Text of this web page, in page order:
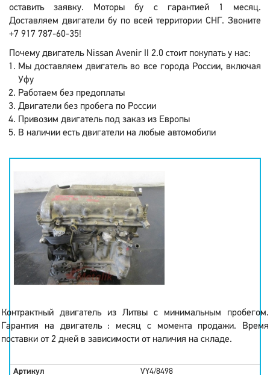
оставить заявку. Моторы бу с гарантией 1 месяц.
Доставляем двигатели бу по всей территории СНГ. Звоните
+7 917 787-60-35!
Почему двигатель Nissan Avenir II 2.0 стоит покупать у нас:
Мы доставляем двигатель во все города России, включая
Уфу
Работаем без предоплаты
Двигатели без пробега по России
Привозим двигатель под заказ из Европы
В наличии есть двигатели на любые автомобили
Контрактный двигатель из Литвы с минимальным пробегом.
Гарантия на двигатель : месяц с момента продажи. Время
поставки от 2 дней в зависимости от наличия на складе.
Артикул VY4/8498